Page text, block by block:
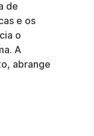
de
e os
o
A
abrange